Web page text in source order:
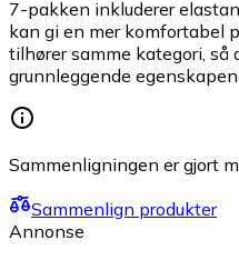
7-pakken inkluderer
kan gi en mer komfortabel
tilhører samme kategori, så
grunnleggende
Sammenligningen er gjort
Sammenlign produkter
Annonse